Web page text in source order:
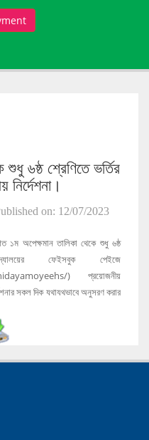
৬ষ্ঠ শ্রেণিতে ভর্তির
on: 12/07/2023
১ম অপেক্ষমান তালিকা থেকে শুধু ৬ষ্ঠ
ফেইসবুক পেইজে
) প্রয়োজনীয়
সকল দিক যথাযথভাবে অনুসরণ করার